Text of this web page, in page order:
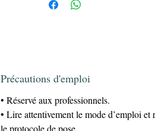
ongles solides et élégants.
plus élaborées.
Précautions d'emploi
• Réservé aux professionnels.
• Lire attentivement le mode d’emploi et